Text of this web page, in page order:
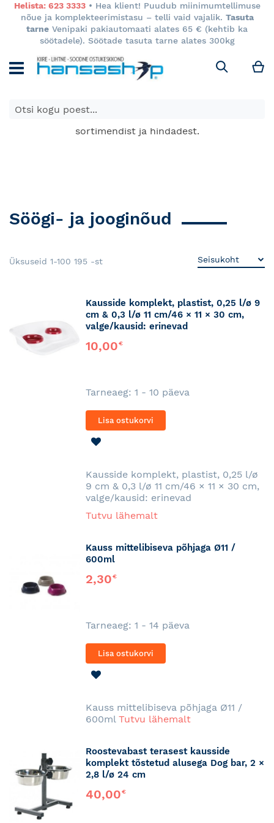
Helista: 623 3333• Hea klient! Puudub miinimumtellimuse
nõue ja komplekteerimistasu – telli vaid vajalik. Tasuta
tarne Venipaki pakiautomaati alates 65 € (kehtib ka
söötadele). Söötade tasuta tarne alates 300kg
Otsi
E-poes kuvatavad toodete hinnad kehtivad ainult e-
poes ja võivad erineda Keila ja Tartu poodide
sortimendist ja hindadest.
Söögi- ja jooginõud
Üksuseid 1-100 195 -st
Kausside komplekt, plastist, 0,25 l/ø 9
cm & 0,3 l/ø 11 cm/46 × 11 × 30 cm,
valge/kausid: erinevad
10,00€
Tarneaeg: 1 - 10 päeva
Lisa ostukorvi
Kausside komplekt, plastist, 0,25 l/ø
9 cm & 0,3 l/ø 11 cm/46 × 11 × 30 cm,
valge/kausid: erinevad
Tutvu lähemalt
Kauss mittelibiseva põhjaga Ø11 /
600ml
2,30€
Tarneaeg: 1 - 14 päeva
Lisa ostukorvi
Kauss mittelibiseva põhjaga Ø11 /
600ml Tutvu lähemalt
Roostevabast terasest kausside
komplekt tõstetud alusega Dog bar, 2 ×
2,8 l/ø 24 cm
40,00€